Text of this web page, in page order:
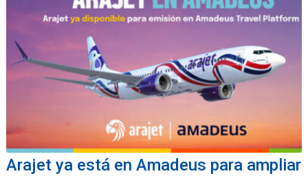
Arajet ya está en Amadeus para ampliar